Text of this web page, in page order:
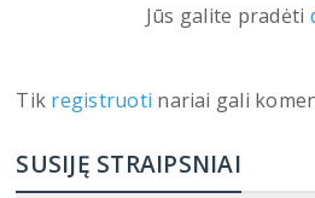
Jūs galite pradėti
Tik registruoti nariai gali
SUSIJĘ STRAIPSNIAI